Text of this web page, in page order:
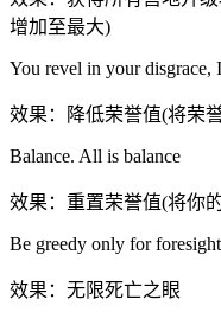
增加至最大)
You revel in your disgrace,
效果：降低荣誉值(将荣
Balance. All is balance
效果：重置荣誉值(将你
Be greedy only for foresight
效果：无限死亡之眼